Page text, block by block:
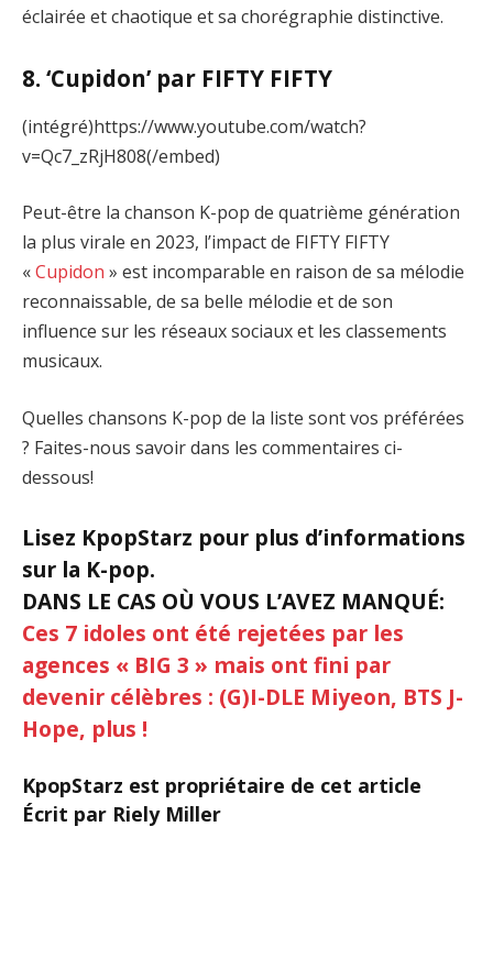
éclairée et chaotique et sa chorégraphie distinctive.
8. ‘Cupidon’ par FIFTY FIFTY
(intégré)https://www.youtube.com/watch?
v=Qc7_zRjH808(/embed)
Peut-être la chanson K-pop de quatrième génération
la plus virale en 2023, l’impact de FIFTY FIFTY
«Cupidon » est incomparable en raison de sa mélodie
reconnaissable, de sa belle mélodie et de son
influence sur les réseaux sociaux et les classements
musicaux.
Quelles chansons K-pop de la liste sont vos préférées
? Faites-nous savoir dans les commentaires ci-
dessous!
Lisez KpopStarz pour plus d’informations
sur la K-pop.
DANS LE CAS OÙ VOUS L’AVEZ MANQUÉ:
Ces 7 idoles ont été rejetées par les
agences « BIG 3 » mais ont fini par
devenir célèbres : (G)I-DLE Miyeon, BTS J-
Hope, plus !
KpopStarz est propriétaire de cet article
Écrit par Riely Miller